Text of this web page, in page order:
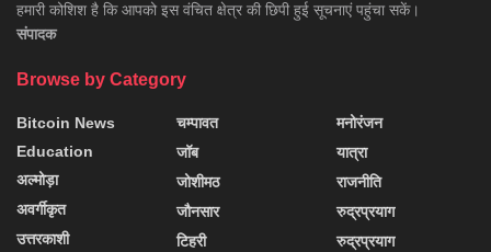
हमारी कोशिश है कि आपको इस वंचित क्षेत्र की छिपी हुई सूचनाएं पहुंचा सकें।
संपादक
Browse by Category
Bitcoin News
Education
अल्मोड़ा
अवर्गीकृत
उत्तरकाशी
चम्पावत
जॉब
जोशीमठ
जौनसार
टिहरी
मनोरंजन
यात्रा
राजनीति
रुद्रप्रयाग
रुद्रप्रयाग